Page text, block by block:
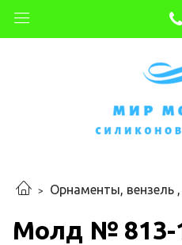
Орнаменты, вензель
Молд № 813-